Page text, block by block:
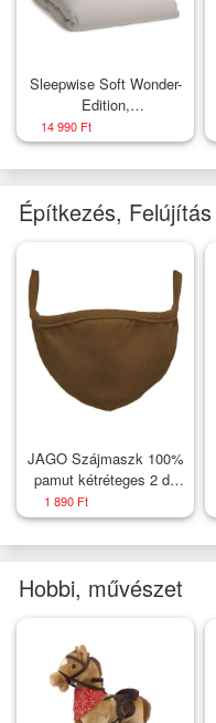
Sleepwise Soft Wonder-
Edition,
Ágyneműhuzatok,
200x200 cm,
mikroszálas
14 990 Ft
Építkezés, Felújítás
JAGO Szájmaszk 100%
pamut kétréteges 2 db
1 890 Ft
Hobbi, művészet